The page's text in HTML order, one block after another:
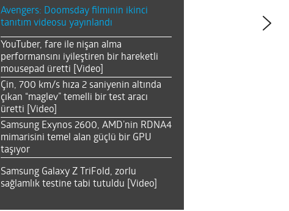
Avengers: Doomsday filminin ikinci
tanıtım videosu yayınlandı
YouTuber, fare ile nişan alma
performansını iyileştiren bir hareketli
mousepad üretti [Video]
Çin, 700 km/s hıza 2 saniyenin altında
çıkan “maglev” temelli bir test aracı
üretti [Video]
Samsung Exynos 2600, AMD’nin RDNA4
mimarisini temel alan güçlü bir GPU
taşıyor
Samsung Galaxy Z TriFold, zorlu
sağlamlık testine tabi tutuldu [Video]